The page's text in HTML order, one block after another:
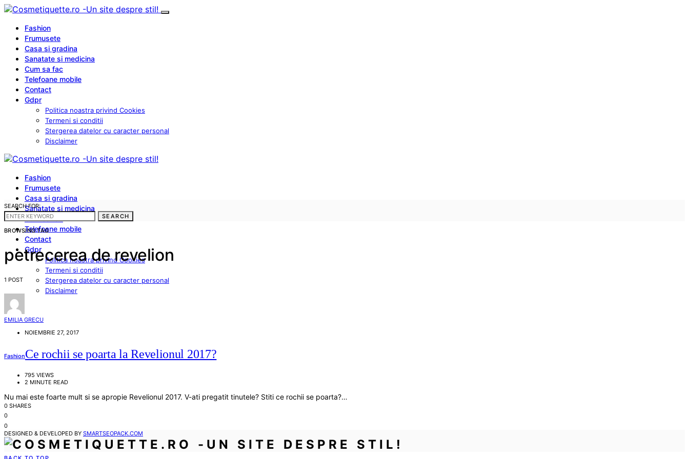
Fashion
Frumusete
Casa si gradina
Sanatate si medicina
Cum sa fac
Telefoane mobile
Contact
Gdpr
Politica noastra privind Cookies
Termeni si conditii
Stergerea datelor cu caracter personal
Disclaimer
Fashion
Frumusete
Casa si gradina
Sanatate si medicina
Cum sa fac
Telefoane mobile
Contact
Gdpr
Politica noastra privind Cookies
Termeni si conditii
Stergerea datelor cu caracter personal
Disclaimer
SEARCH FOR:
SEARCH
BROWSING TAG
petrecerea de revelion
1 POST
EMILIA GRECU
NOIEMBRIE 27, 2017
FashionCe rochii se poarta la Revelionul 2017?
795 VIEWS
2 MINUTE READ
Nu mai este foarte mult si se apropie Revelionul 2017. V-ati pregatit tinutele? Stiti ce rochii se poarta?…
0 SHARES
0
0
DESIGNED & DEVELOPED BY SMARTSEOPACK.COM